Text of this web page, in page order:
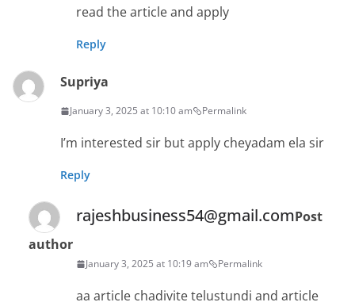
read the article and apply
Reply
Supriya
January 3, 2025 at 10:10 am Permalink
I’m interested sir but apply cheyadam ela sir
Reply
rajeshbusiness54@gmail.comPost
author
January 3, 2025 at 10:19 am Permalink
aa article chadivite telustundi and article